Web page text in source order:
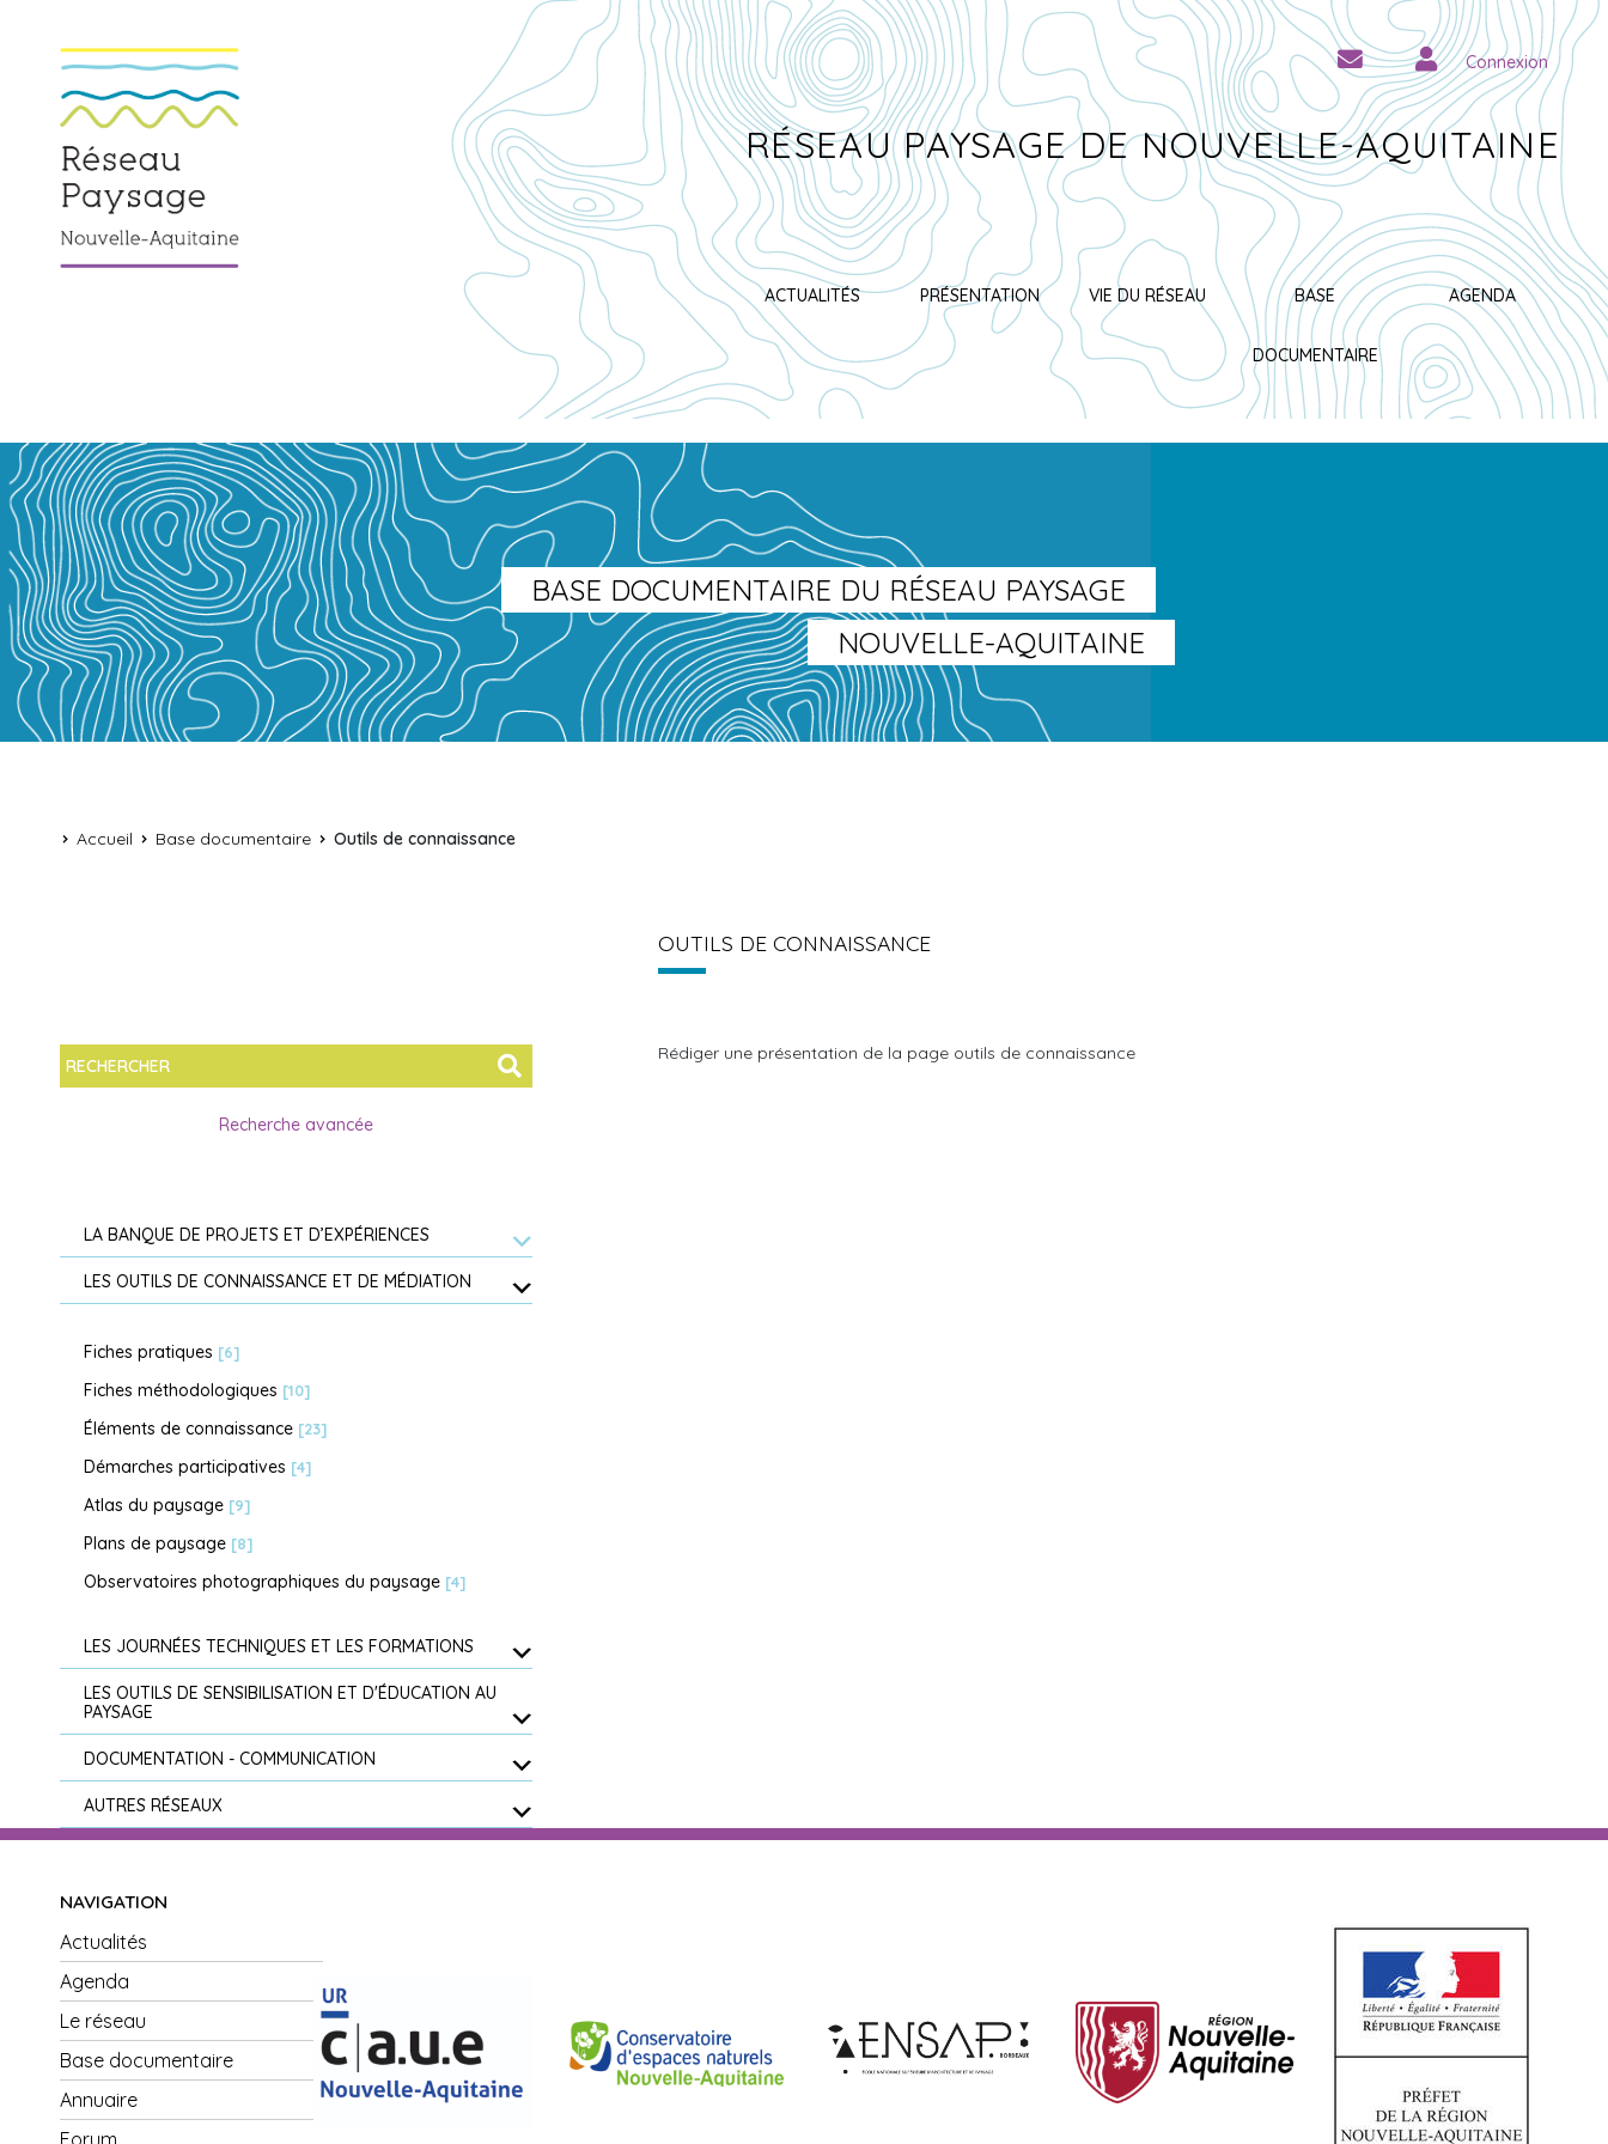
Connexion
RÉSEAU PAYSAGE DE NOUVELLE-AQUITAINE
ACTUALITÉS PRÉSENTATION VIE DU RÉSEAU BASE
DOCUMENTAIRE
AGENDA
BASE DOCUMENTAIRE DU RÉSEAU PAYSAGE
NOUVELLE-AQUITAINE
Accueil Base documentaire Outils de connaissance
Recherche avancée
LA BANQUE DE PROJETS ET D’EXPÉRIENCES
LES OUTILS DE CONNAISSANCE ET DE MÉDIATION
Fiches pratiques [6]
Fiches méthodologiques [10]
Éléments de connaissance [23]
Démarches participatives [4]
Atlas du paysage [9]
Plans de paysage [8]
Observatoires photographiques du paysage [4]
LES JOURNÉES TECHNIQUES ET LES FORMATIONS
LES OUTILS DE SENSIBILISATION ET D'ÉDUCATION AU
PAYSAGE
DOCUMENTATION - COMMUNICATION
AUTRES RÉSEAUX
OUTILS DE CONNAISSANCE
Rédiger une présentation de la page outils de connaissance
NAVIGATION
Actualités
Agenda
Le réseau
Base documentaire
Annuaire
Forum